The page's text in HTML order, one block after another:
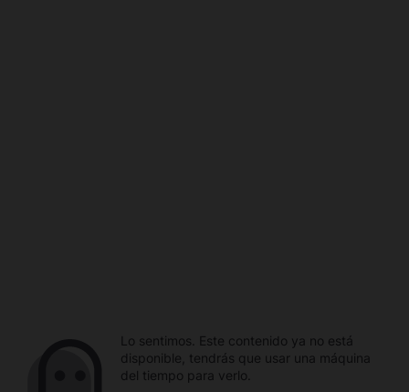
Lo sentimos. Este contenido ya no está
disponible, tendrás que usar una máquina
del tiempo para verlo.